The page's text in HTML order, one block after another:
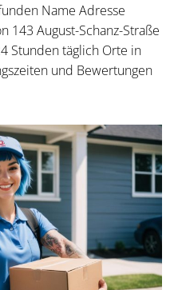
Name Adresse
143 August-Schanz-Straße
Stunden täglich Orte in
und Bewertungen